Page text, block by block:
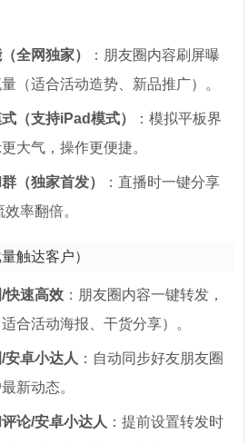
全网独家）
：朋友圈内容刷屏曝
（适合活动造势、新品推广）。
（支持iPad模式）
：模拟平板界
大气，操作更便捷。
（独家首发）
：直播时一键分享
率翻倍。
触达客户）
快速高效 ：朋友圈内容一键转发，
合活动海报、干货分享）。
安卓小达人 ：自动同步好友朋友圈
新动态。
论/安卓小达人 ：提前设置转发时